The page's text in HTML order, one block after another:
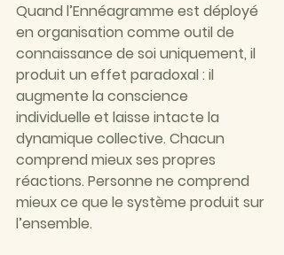
Quand l’Ennéagramme est déployé
en organisation comme outil de
connaissance de soi uniquement, il
produit un effet paradoxal : il
augmente la conscience
individuelle et laisse intacte la
dynamique collective. Chacun
comprend mieux ses propres
réactions. Personne ne comprend
mieux ce que le système produit sur
l’ensemble.